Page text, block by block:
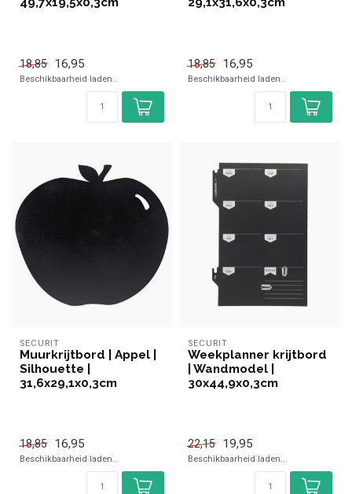
18,85 16,95
Beschikbaarheid laden..
18,85 16,95
Beschikbaarheid laden..
SECURIT
Muurkrijtbord | Appel |
Silhouette |
31,6x29,1x0,3cm
18,85 16,95
Beschikbaarheid laden..
SECURIT
Weekplanner krijtbord
| Wandmodel |
30x44,9x0,3cm
22,15 19,95
Beschikbaarheid laden..